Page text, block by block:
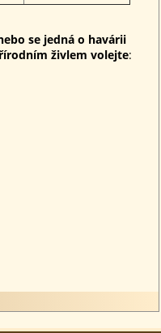
se jedná o havárii
živlem volejte: